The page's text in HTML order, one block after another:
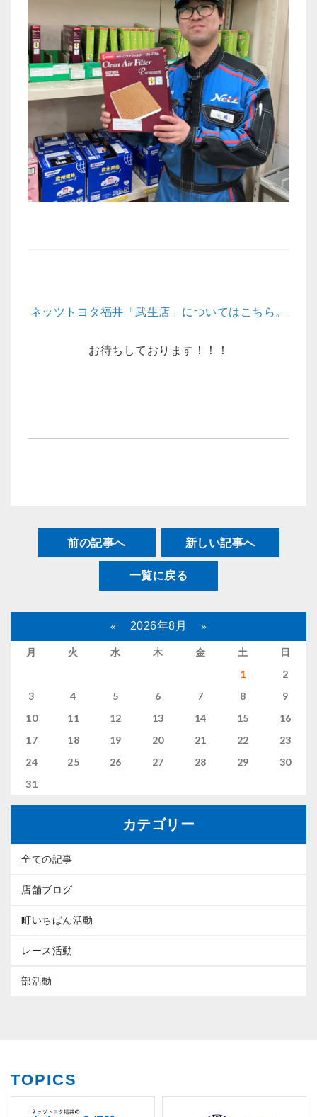
ネッツトヨタ福井「武生店」についてはこちら。
お待ちしております！！！
前の記事へ 新しい記事へ
一覧に戻る
« 2026年8月 »
月 火 水 木 金 土
日
1
2
3
4 5 6 7 8
9
10
11 12 13 14 15
16
17
18 19 20 21 22
23
24
25 26 27 28 29
30
31
カテゴリー
全ての記事
店舗ブログ
町いちばん活動
レース活動
部活動
TOPICS